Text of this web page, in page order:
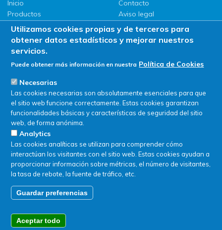
Inicio
Productos
LLG
Promociones
ServiSAT
Contacto
Aviso legal
Política de privacidad
Política de Cookies
© SERVIQUIMIA S.L.U. - Todos los derechos reservados
Utilizamos cookies propias y de terceros para
obtener datos estadísticos y mejorar nuestros
servicios.
Puede obtener más información en nuestra Política de Cookies
Necesarias
Las cookies necesarias son absolutamente esenciales para que
el sitio web funcione correctamente. Estas cookies garantizan
funcionalidades básicas y características de seguridad del sitio
web, de forma anónima.
Analytics
Las cookies analíticas se utilizan para comprender cómo
interactúan los visitantes con el sitio web. Estas cookies ayudan a
proporcionar información sobre métricas, el número de visitantes,
la tasa de rebote, la fuente de tráfico, etc.
Guardar preferencias
Aceptar todo